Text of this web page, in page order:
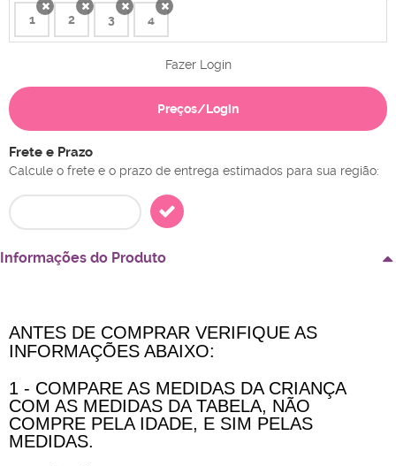
1 2 3 4
Fazer Login
Preços/Login
Frete e Prazo
Calcule o frete e o prazo de entrega estimados para sua região:
Informações do Produto
ANTES DE COMPRAR VERIFIQUE AS
INFORMAÇÕES ABAIXO:
1 - COMPARE AS MEDIDAS DA CRIANÇA
COM AS MEDIDAS DA TABELA, NÃO
COMPRE PELA IDADE, E SIM PELAS
MEDIDAS.